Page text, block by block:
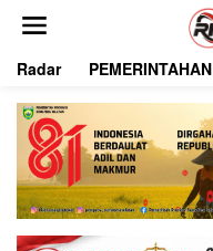
Radar PEMERINTAHAN